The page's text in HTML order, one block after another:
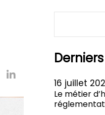
16 juillet
Le métier